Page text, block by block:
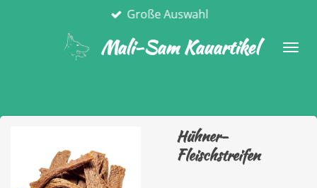
Hauptinhalt
Mali-Sam Kauartikel
Große Auswahl
Hühner-
Fleischstreifen